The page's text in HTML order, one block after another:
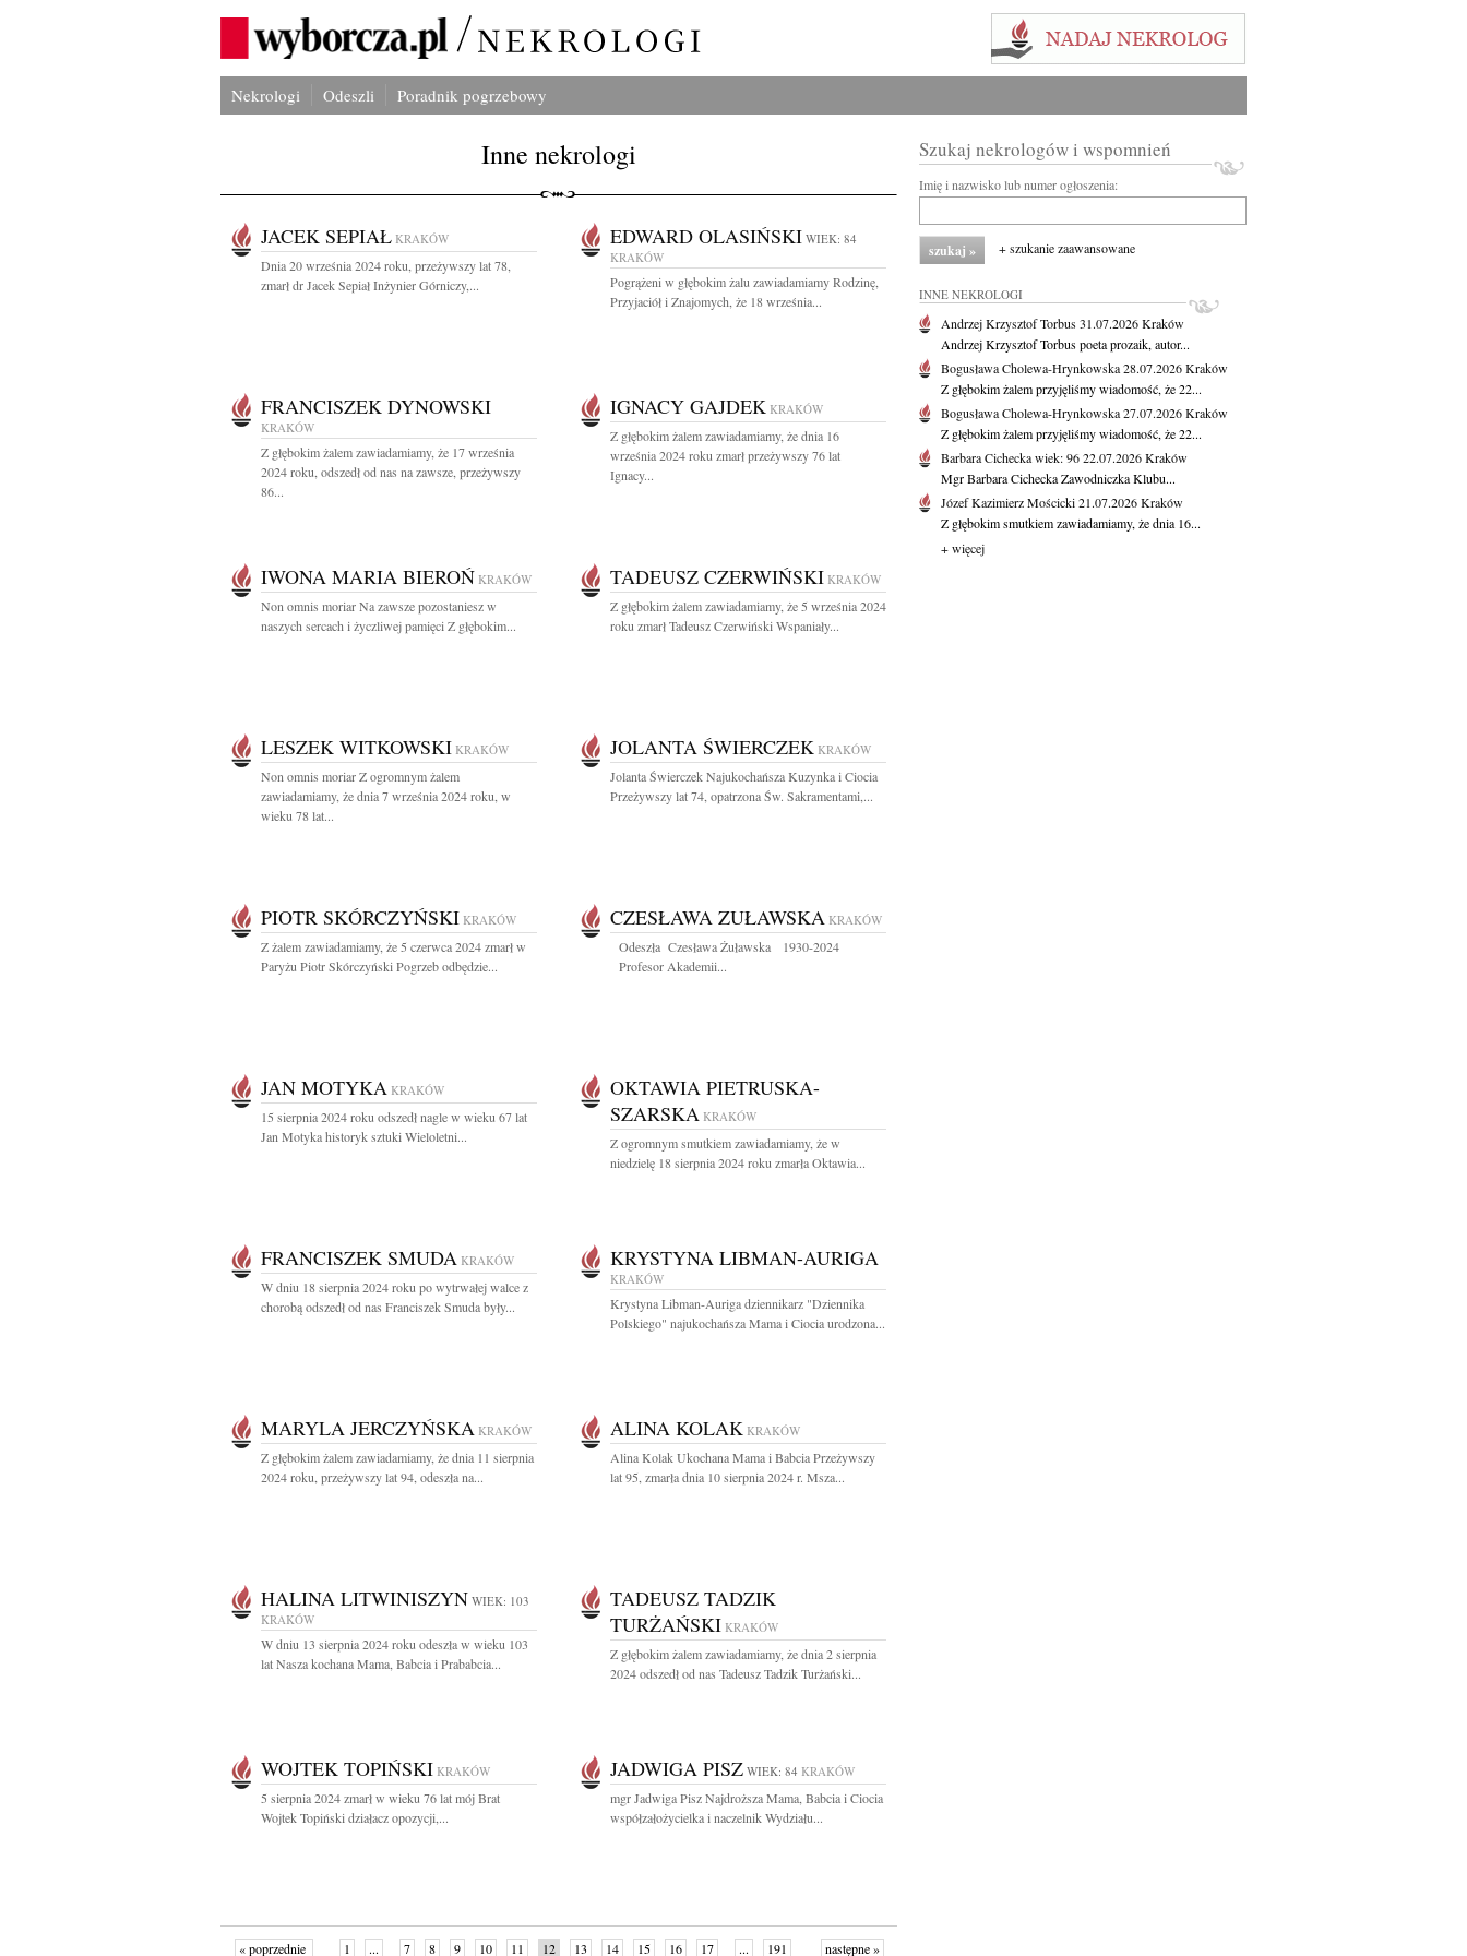
Nekrologi Odeszli Poradnik pogrzebowy
Inne nekrologi
JACEK SEPIAŁ KRAKÓW
Dnia 20 września 2024 roku, przeżywszy lat 78,
zmarł dr Jacek Sepiał Inżynier Górniczy,...
EDWARD OLASIŃSKI WIEK: 84
KRAKÓW
Pogrążeni w głębokim żalu zawiadamiamy Rodzinę,
Przyjaciół i Znajomych, że 18 września...
FRANCISZEK DYNOWSKI
KRAKÓW
Z głębokim żalem zawiadamiamy, że 17 września
2024 roku, odszedł od nas na zawsze, przeżywszy
86...
IGNACY GAJDEK KRAKÓW
Z głębokim żalem zawiadamiamy, że dnia 16
września 2024 roku zmarł przeżywszy 76 lat
Ignacy...
IWONA MARIA BIEROŃ KRAKÓW
Non omnis moriar Na zawsze pozostaniesz w
naszych sercach i życzliwej pamięci Z głębokim...
TADEUSZ CZERWIŃSKI KRAKÓW
Z głębokim żalem zawiadamiamy, że 5 września 2024
roku zmarł Tadeusz Czerwiński Wspaniały...
LESZEK WITKOWSKI KRAKÓW
Non omnis moriar Z ogromnym żalem
zawiadamiamy, że dnia 7 września 2024 roku, w
wieku 78 lat...
JOLANTA ŚWIERCZEK KRAKÓW
Jolanta Świerczek Najukochańsza Kuzynka i Ciocia
Przeżywszy lat 74, opatrzona Św. Sakramentami,...
PIOTR SKÓRCZYŃSKI KRAKÓW
Z żalem zawiadamiamy, że 5 czerwca 2024 zmarł w
Paryżu Piotr Skórczyński Pogrzeb odbędzie...
CZESŁAWA ZUŁAWSKA KRAKÓW
Odeszła Czesława Żuławska 1930-2024
Profesor Akademii...
JAN MOTYKA KRAKÓW
15 sierpnia 2024 roku odszedł nagle w wieku 67 lat
Jan Motyka historyk sztuki Wieloletni...
OKTAWIA PIETRUSKA-
SZARSKA KRAKÓW
Z ogromnym smutkiem zawiadamiamy, że w
niedzielę 18 sierpnia 2024 roku zmarła Oktawia...
FRANCISZEK SMUDA KRAKÓW
W dniu 18 sierpnia 2024 roku po wytrwałej walce z
chorobą odszedł od nas Franciszek Smuda były...
KRYSTYNA LIBMAN-AURIGA
KRAKÓW
Krystyna Libman-Auriga dziennikarz "Dziennika
Polskiego" najukochańsza Mama i Ciocia urodzona...
MARYLA JERCZYŃSKA KRAKÓW
Z głębokim żalem zawiadamiamy, że dnia 11 sierpnia
2024 roku, przeżywszy lat 94, odeszła na...
ALINA KOLAK KRAKÓW
Alina Kolak Ukochana Mama i Babcia Przeżywszy
lat 95, zmarła dnia 10 sierpnia 2024 r. Msza...
HALINA LITWINISZYN WIEK: 103
KRAKÓW
W dniu 13 sierpnia 2024 roku odeszła w wieku 103
lat Nasza kochana Mama, Babcia i Prababcia...
TADEUSZ TADZIK
TURŻAŃSKI KRAKÓW
Z głębokim żalem zawiadamiamy, że dnia 2 sierpnia
2024 odszedł od nas Tadeusz Tadzik Turżański...
WOJTEK TOPIŃSKI KRAKÓW
5 sierpnia 2024 zmarł w wieku 76 lat mój Brat
Wojtek Topiński działacz opozycji,...
JADWIGA PISZ WIEK: 84 KRAKÓW
mgr Jadwiga Pisz Najdroższa Mama, Babcia i Ciocia
współzałożycielka i naczelnik Wydziału...
« poprzednie 1 ... 7 8 9 10 11 12 13 14 15 16 17 ... 191 następne »
Szukaj nekrologów i wspomnień
Imię i nazwisko lub numer ogłoszenia:
+ szukanie zaawansowane
INNE NEKROLOGI
Andrzej Krzysztof Torbus31.07.2026Kraków
Andrzej Krzysztof Torbus poeta prozaik, autor...
Bogusława Cholewa-Hrynkowska28.07.2026Kraków
Z głębokim żalem przyjęliśmy wiadomość, że 22...
Bogusława Cholewa-Hrynkowska27.07.2026Kraków
Z głębokim żalem przyjęliśmy wiadomość, że 22...
Barbara Cicheckawiek: 9622.07.2026Kraków
Mgr Barbara Cichecka Zawodniczka Klubu...
Józef Kazimierz Mościcki21.07.2026Kraków
Z głębokim smutkiem zawiadamiamy, że dnia 16...
+ więcej